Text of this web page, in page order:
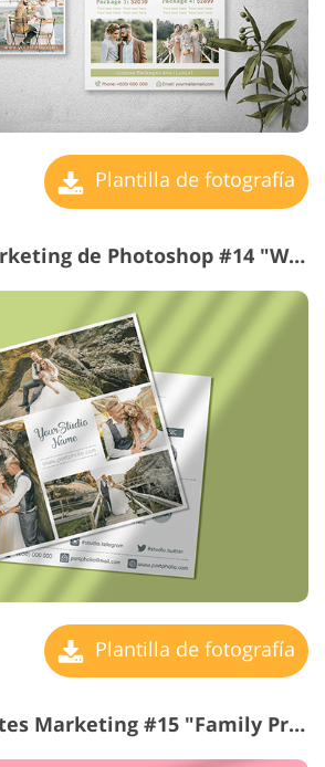
Plantilla de fotografía
Plantilla de marketing de Photoshop #14 "Wedding Price List"
Plantilla de fotografía
Ps Free Templates Marketing #15 "Family Price Guide"